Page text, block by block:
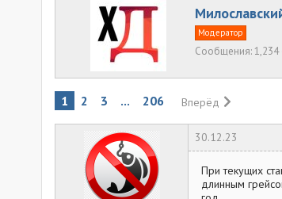
А
в
т
о
Модератор
Сообщения 1,234
1 2 3 ... 206 Вперёд
30.12.23
При текущих
длинным